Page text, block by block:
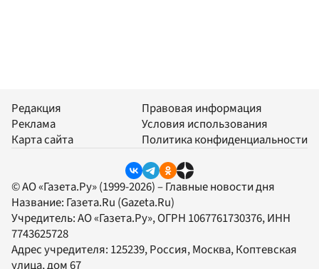
Редакция
Реклама
Карта сайта
Правовая информация
Условия использования
Политика конфиденциальности
© АО «Газета.Ру» (1999-2026) – Главные новости дня
Название: Газета.Ru (Gazeta.Ru)
Учредитель:АО «Газета.Ру», ОГРН 1067761730376, ИНН
7743625728
Адрес учредителя: 125239, Россия, Москва, Коптевская